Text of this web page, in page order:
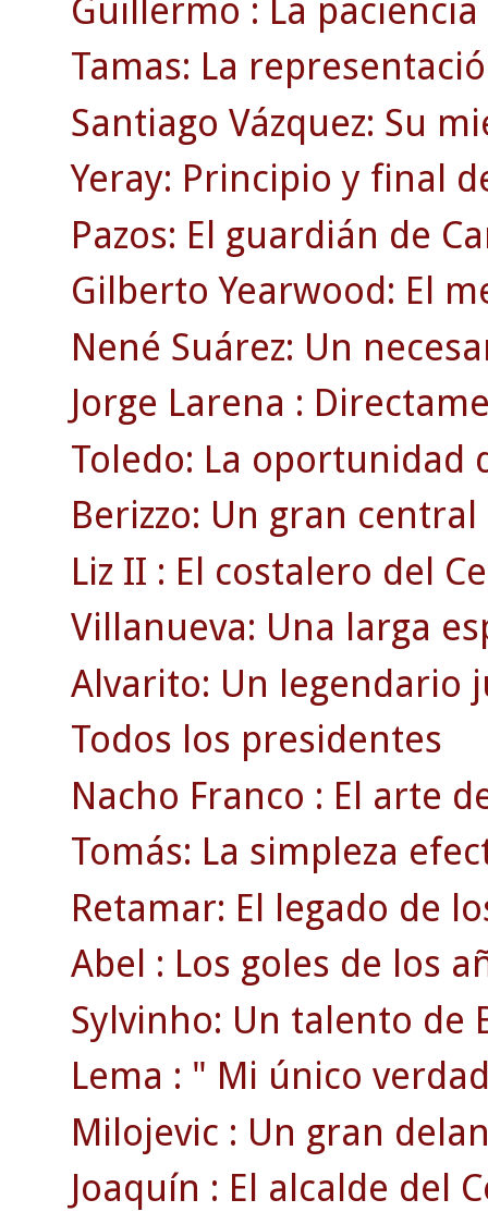
Guillermo : La
Tamas: La
Santiago Vázquez: Su
Yeray: Principio y final
Pazos: El guardián de
Gilberto Yearwood: El
Nené Suárez: Un
Jorge Larena :
Toledo: La oportunidad
Berizzo: Un gran
Liz II : El costalero del
Villanueva: Una larga
Alvarito: Un legendario
Todos los presidentes
Nacho Franco : El arte
Tomás: La simpleza
Retamar: El legado de
Abel : Los goles de los
Sylvinho: Un talento de
Lema : " Mi único
Milojevic : Un gran
Joaquín : El alcalde del